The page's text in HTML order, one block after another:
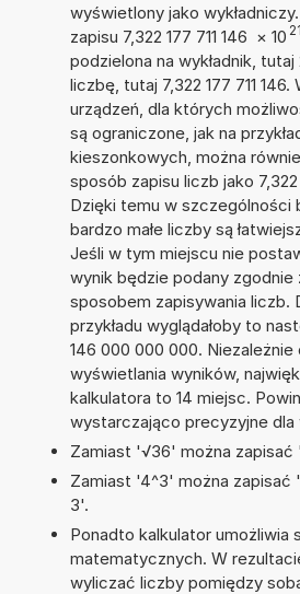
wyświetlony jako
zapisu 7,322 177 711 146 × 10 21
podzielona na wykładnik, tutaj
liczbę, tutaj 7,322 177 711 146.
urządzeń, dla których
są ograniczone, jak na
kieszonkowych, można
sposób zapisu liczb jako 7,322
Dzięki temu w szczególności
bardzo małe liczby są
Jeśli w tym miejscu nie
wynik będzie podany
sposobem zapisywania liczb.
przykładu wyglądałoby to
146 000 000 000. Niezależnie
wyświetlania wyników,
kalkulatora to 14 miejsc.
wystarczająco precyzyjne dla
Zamiast '√36' można
Zamiast '4^3' można
3'.
Ponadto kalkulator umożliwia
matematycznych. W
wyliczać liczby pomiędzy